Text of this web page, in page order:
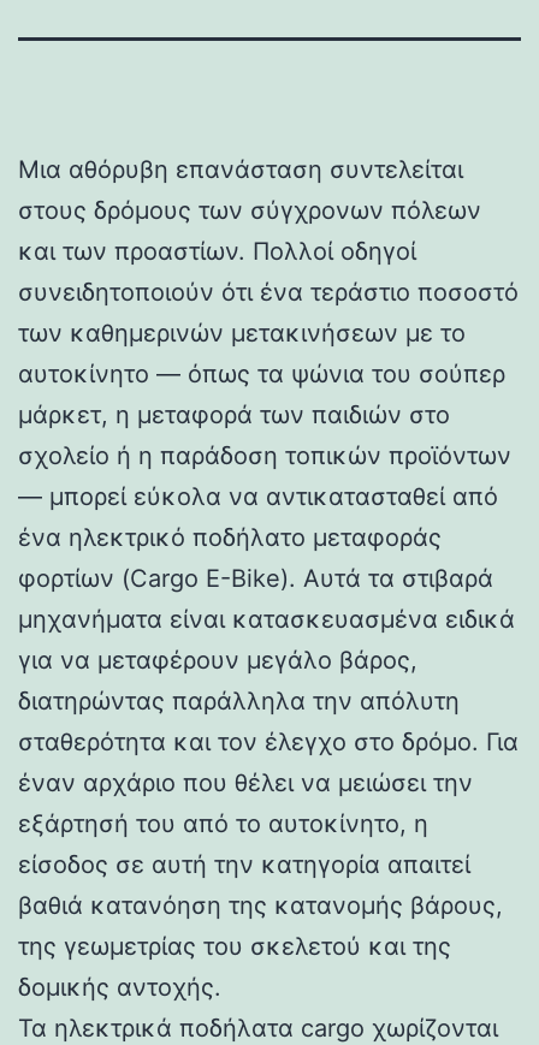
Μια αθόρυβη επανάσταση συντελείται
στους δρόμους των σύγχρονων πόλεων
και των προαστίων. Πολλοί οδηγοί
συνειδητοποιούν ότι ένα τεράστιο ποσοστό
των καθημερινών μετακινήσεων με το
αυτοκίνητο — όπως τα ψώνια του σούπερ
μάρκετ, η μεταφορά των παιδιών στο
σχολείο ή η παράδοση τοπικών προϊόντων
— μπορεί εύκολα να αντικατασταθεί από
ένα ηλεκτρικό ποδήλατο μεταφοράς
φορτίων (Cargo E-Bike). Αυτά τα στιβαρά
μηχανήματα είναι κατασκευασμένα ειδικά
για να μεταφέρουν μεγάλο βάρος,
διατηρώντας παράλληλα την απόλυτη
σταθερότητα και τον έλεγχο στο δρόμο. Για
έναν αρχάριο που θέλει να μειώσει την
εξάρτησή του από το αυτοκίνητο, η
είσοδος σε αυτή την κατηγορία απαιτεί
βαθιά κατανόηση της κατανομής βάρους,
της γεωμετρίας του σκελετού και της
δομικής αντοχής.
Τα ηλεκτρικά ποδήλατα cargo χωρίζονται